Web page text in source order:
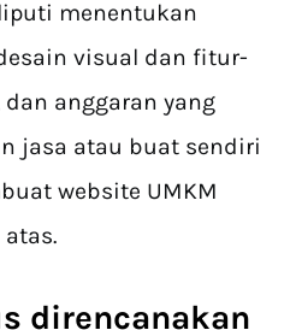
menentukan
visual dan fitur-
anggaran yang
jasa atau buat sendiri
website UMKM
direncanakan